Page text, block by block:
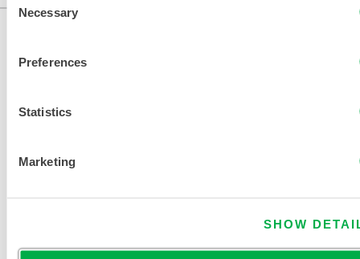
Selection
Necessary
Preferences
Statistics
Marketing
SHOW